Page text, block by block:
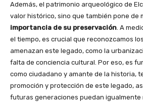
Además, el patrimonio arqueológico de
valor histórico, sino que también pone de
importancia de su preservación. A
el tiempo, es crucial que reconozcamos
amenazan este legado, como la
falta de conciencia cultural. Por eso, es
como ciudadano y amante de la historia,
promoción y protección de este legado,
futuras generaciones puedan igualmente